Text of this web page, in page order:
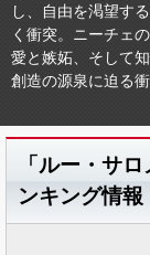
し、自由を渇望す
く衝突。ニーチェ
愛と嫉妬、そして
創造の源泉に迫る衝
「ルー・サ
ンキング情報